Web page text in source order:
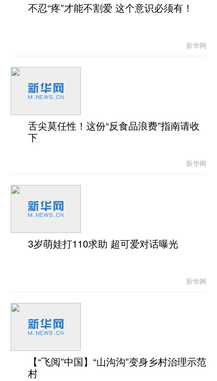
不忍“疼”才能不割爱 这个意识必须有！
新华网
舌尖莫任性！这份“反食品浪费”指南请收
下
新华网
3岁萌娃打110求助 超可爱对话曝光
新华网
【“飞阅”中国】“山沟沟”变身乡村治理示范
村